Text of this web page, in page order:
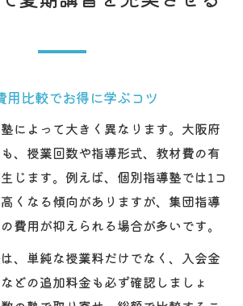
用比較でお得に学ぶコツ
によって大きく異なります。大阪府
、授業回数や指導形式、教材費の有
じます。例えば、個別指導塾では1コ
くなる傾向がありますが、集団指導
費用が抑えられる場合が多いです。
、単純な授業料だけでなく、入会金
どの追加料金も必ず確認しましょ